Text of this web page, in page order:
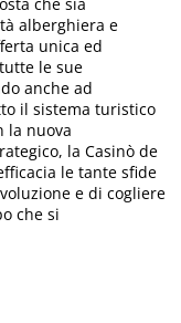
alberghiera e
unica ed
le sue
anche ad
il sistema turistico
la nuova
la Casinò de
le tante sfide
e di cogliere
che si